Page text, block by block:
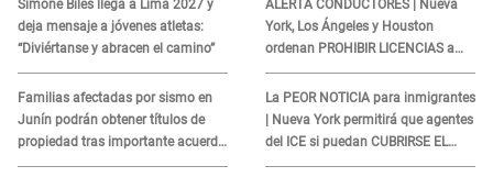
Simone Biles llega a Lima 2027 y
deja mensaje a jóvenes atletas:
“Diviértanse y abracen el camino”
Familias afectadas por sismo en
Junín podrán obtener títulos de
propiedad tras importante acuerdo
de Cofopri
ALERTA CONDUCTORES | Nueva
York, Los Ángeles y Houston
ordenan PROHIBIR LICENCIAS a
quienes no presenten ESTE
DOCUMENTO
La PEOR NOTICIA para inmigrantes
| Nueva York permitirá que agentes
del ICE si puedan CUBRIRSE EL
ROSTRO